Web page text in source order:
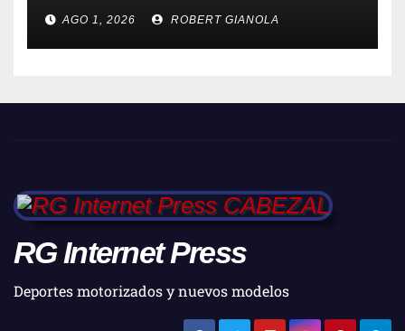
AGO 1, 2026 ROBERT GIANOLA
RG Internet Press
Deportes motorizados y nuevos modelos